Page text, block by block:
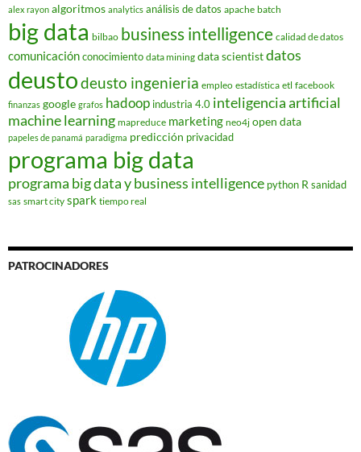
alex rayon algoritmos analytics análisis de datos apache batch
big data bilbao business intelligence calidad de datos
comunicaciónconocimiento data mining data scientistdatos
deustodeusto ingenieria empleo estadística etl facebook
finanzas google grafos hadoop industria 4.0 inteligencia artificial
machine learning mapreduce marketing neo4j open data
papeles de panamá paradigma predicción privacidad
programa big data
programa big data y business intelligence python R sanidad
sas smart city spark tiempo real
PATROCINADORES